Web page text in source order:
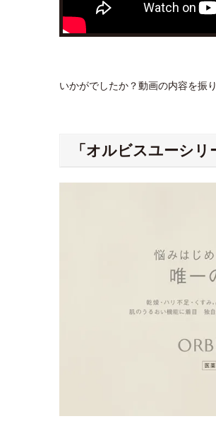
いかがでしたか？動画の内容を振
「オルビスユーシ